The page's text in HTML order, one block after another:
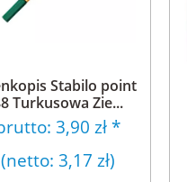
Stabilo point
Turkusowa Zie...
3,90 zł *
(netto:3,17 zł)